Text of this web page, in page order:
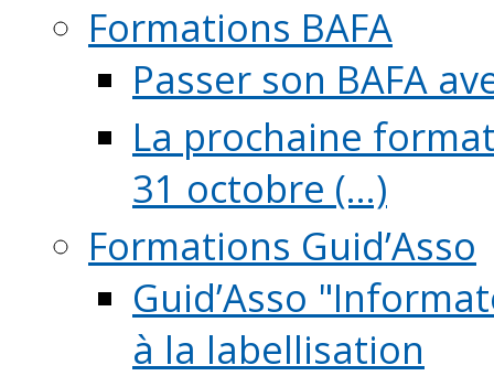
Formations BAFA
Passer son BAFA
La prochaine
31 octobre (...)
Formations Guid’Asso
Guid’Asso
à la labellisation